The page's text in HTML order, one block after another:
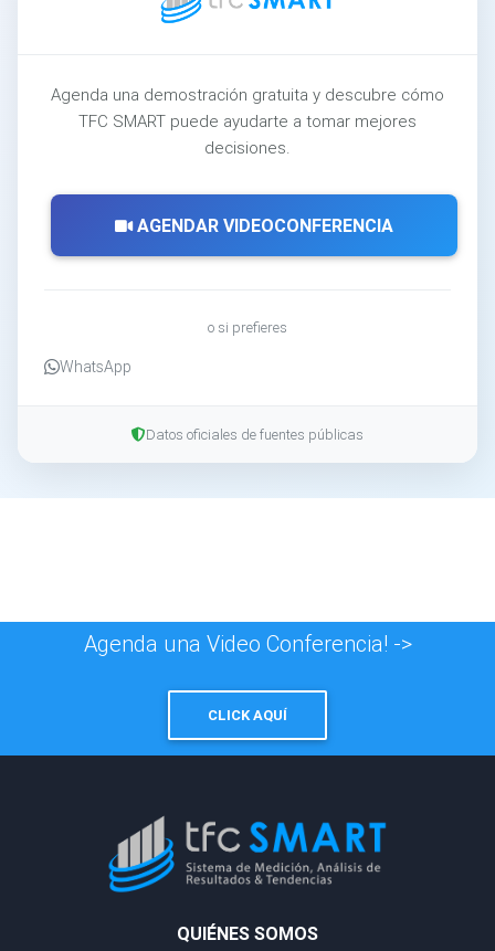
Agenda una demostración gratuita y descubre cómo
TFC SMART puede ayudarte a tomar mejores
decisiones.
AGENDAR VIDEOCONFERENCIA
o si prefieres
WhatsApp
Datos oficiales de fuentes públicas
Agenda una Video Conferencia! ->
CLICK AQUÍ
QUIÉNES SOMOS